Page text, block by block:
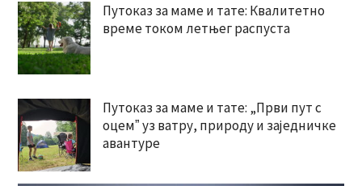
Путоказ за маме и тате: Квалитетно
време током летњег распуста
Путоказ за маме и тате: „Први пут с
оцемˮ уз ватру, природу и заједничке
авантуре